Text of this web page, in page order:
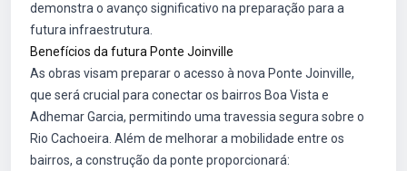
demonstra o avanço significativo na preparação para a
futura infraestrutura.
Benefícios da futura Ponte Joinville
As obras visam preparar o acesso à nova Ponte Joinville,
que será crucial para conectar os bairros Boa Vista e
Adhemar Garcia, permitindo uma travessia segura sobre o
Rio Cachoeira. Além de melhorar a mobilidade entre os
bairros, a construção da ponte proporcionará: